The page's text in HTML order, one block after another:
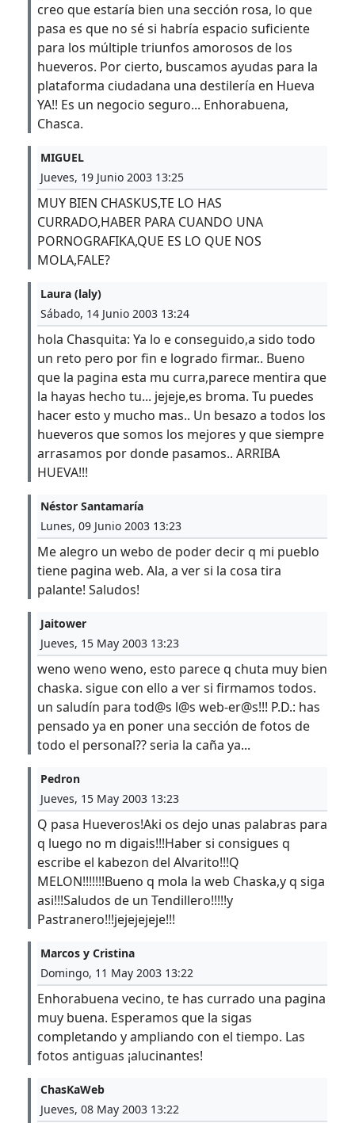
creo que estaría bien una sección rosa, lo que
pasa es que no sé si habría espacio suficiente
para los múltiple triunfos amorosos de los
hueveros. Por cierto, buscamos ayudas para la
plataforma ciudadana una destilería en Hueva
YA!! Es un negocio seguro... Enhorabuena,
Chasca.
MIGUEL
Jueves, 19 Junio 2003 13:25
MUY BIEN CHASKUS,TE LO HAS
CURRADO,HABER PARA CUANDO UNA
PORNOGRAFIKA,QUE ES LO QUE NOS
MOLA,FALE?
Laura (laly)
Sábado, 14 Junio 2003 13:24
hola Chasquita: Ya lo e conseguido,a sido todo
un reto pero por fin e logrado firmar.. Bueno
que la pagina esta mu curra,parece mentira que
la hayas hecho tu... jejeje,es broma. Tu puedes
hacer esto y mucho mas.. Un besazo a todos los
hueveros que somos los mejores y que siempre
arrasamos por donde pasamos.. ARRIBA
HUEVA!!!
Néstor Santamaría
Lunes, 09 Junio 2003 13:23
Me alegro un webo de poder decir q mi pueblo
tiene pagina web. Ala, a ver si la cosa tira
palante! Saludos!
Jaitower
Jueves, 15 May 2003 13:23
weno weno weno, esto parece q chuta muy bien
chaska. sigue con ello a ver si firmamos todos.
un saludín para tod@s l@s web-er@s!!! P.D.: has
pensado ya en poner una sección de fotos de
todo el personal?? seria la caña ya...
Pedron
Jueves, 15 May 2003 13:23
Q pasa Hueveros!Aki os dejo unas palabras para
q luego no m digais!!!Haber si consigues q
escribe el kabezon del Alvarito!!!Q
MELON!!!!!!!Bueno q mola la web Chaska,y q siga
asi!!!Saludos de un Tendillero!!!!!y
Pastranero!!!jejejejeje!!!
Marcos y Cristina
Domingo, 11 May 2003 13:22
Enhorabuena vecino, te has currado una pagina
muy buena. Esperamos que la sigas
completando y ampliando con el tiempo. Las
fotos antiguas ¡alucinantes!
ChasKaWeb
Jueves, 08 May 2003 13:22